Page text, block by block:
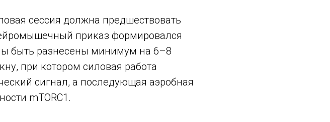
сессия должна предшествовать
приказ формировался
быть разнесены минимум на 6–8
при котором силовая работа
сигнал, а последующая аэробная
mTORC1.